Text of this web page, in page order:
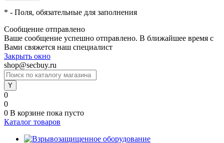
* - Поля, обязательные для заполнения
Сообщение отправлено
Ваше сообщение успешно отправлено. В ближайшее время с
Вами свяжется наш специалист
Закрыть окно
shop@secbuy.ru
0
0
0 В корзине пока пусто
Каталог товаров